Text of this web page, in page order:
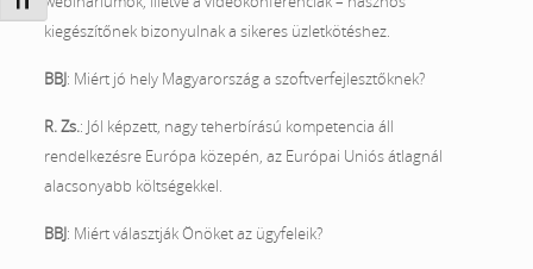
kiegészítőnek bizonyulnak a sikeres üzletkötéshez.
BBJ: Miért jó hely Magyarország a szoftverfejlesztőknek?
R. Zs.: Jól képzett, nagy teherbírású kompetencia áll
rendelkezésre Európa közepén, az Európai Uniós átlagnál
alacsonyabb költségekkel.
BBJ: Miért választják Önöket az ügyfeleik?